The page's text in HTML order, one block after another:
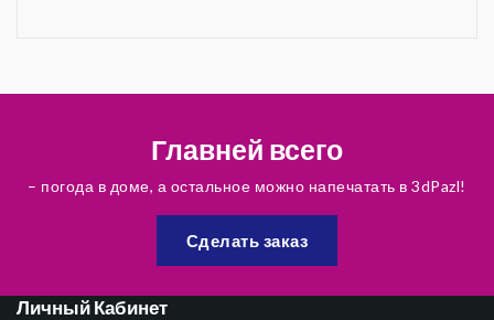
Главней всего
– погода в доме, а остальное можно напечатать в 3dPazl!
Сделать заказ
Личный Кабинет